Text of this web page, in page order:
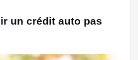
un crédit auto pas